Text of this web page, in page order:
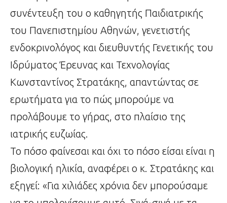
συνέντευξη του ο καθηγητής Παιδιατρικής
του Πανεπιστημίου Αθηνών, γενετιστής
ενδοκρινολόγος και διευθυντής Γενετικής του
Ιδρύματος Έρευνας και Τεχνολογίας
Κωνσταντίνος Στρατάκης, απαντώντας σε
ερωτήματα για το πώς μπορούμε να
προλάβουμε το γήρας, στο πλαίσιο της
ιατρικής ευζωίας.
Το πόσο φαίνεσαι και όχι το πόσο είσαι είναι η
βιολογική ηλικία, αναφέρει ο κ. Στρατάκης και
εξηγεί: «Για χιλιάδες χρόνια δεν μπορούσαμε